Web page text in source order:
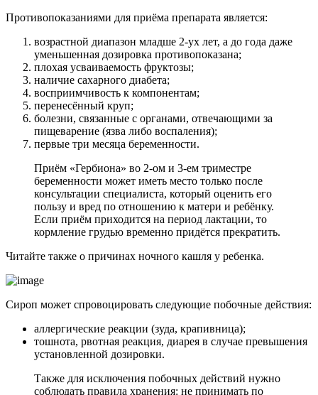
Противопоказаниями для приёма препарата является:
возрастной диапазон младше 2-ух лет, а до года даже
уменьшенная дозировка противопоказана;
плохая усваиваемость фруктозы;
наличие сахарного диабета;
восприимчивость к компонентам;
перенесённый круп;
болезни, связанные с органами, отвечающими за
пищеварение (язва либо воспаления);
первые три месяца беременности.
Приём «Гербиона» во 2-ом и 3-ем триместре
беременности может иметь место только после
консультации специалиста, который оценить его
пользу и вред по отношению к матери и ребёнку.
Если приём приходится на период лактации, то
кормление грудью временно придётся прекратить.
Читайте также о причинах ночного кашля у ребенка.
Сироп может спровоцировать следующие побочные действия:
аллергические реакции (зуда, крапивница);
тошнота, рвотная реакция, диарея в случае превышения
установленной дозировки.
Также для исключения побочных действий нужно
соблюдать правила хранения: не принимать по